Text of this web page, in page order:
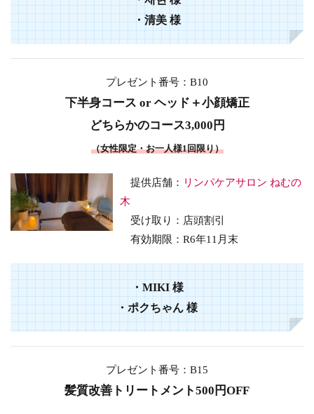
・清美 様
プレゼント番号：B10
下半身コース or ヘッド＋小顔矯正
どちらかのコース3,000円
（女性限定・お一人様1回限り）
提供店舗： リンパケアサロン ねむの
木
受け取り：店頭割引
有効期限：R6年11月末
・MIKI様
・ポクちゃん様
プレゼント番号：B15
髪質改善トリートメント500円OFF